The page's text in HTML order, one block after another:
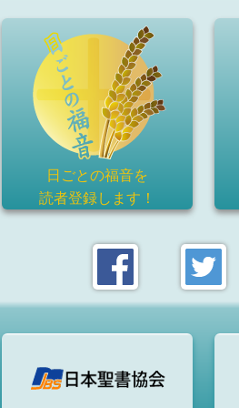
日ごとの福音を
読者登録します！